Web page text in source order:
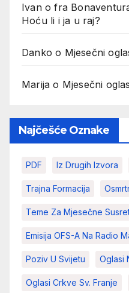
Ivanofra
Hoću li i ja u raj?
Danko o Mjesečni
Marija o Mjesečni
Najčešće Oznake
PDF Iz Drugih Izvora
Trajna Formacija
Teme Za Mjesečne
Emisija OFS-A Na Radio
Poziv U Svijetu Oglasi
Oglasi Crkve Sv. Franje